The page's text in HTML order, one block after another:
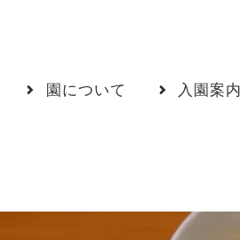
園について 入園案内